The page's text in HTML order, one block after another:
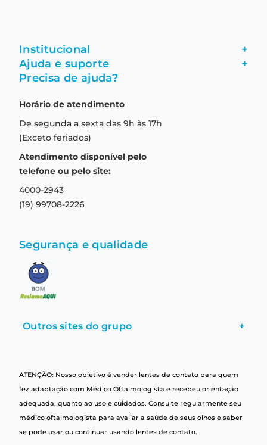
Institucional +
Fale conosco
Formas de pagamento
Aviso de privacidade
Termos e condições de uso
Ajuda e suporte +
Garantia
Troca e devolução
Central de relacionamento
Precisa de ajuda?
Horário de atendimento
De segunda a sexta das 9h às 17h
(Exceto feriados)
Atendimento disponível pelo
telefone ou pelo site:
4000-2943
(19) 99708-2226
Segurança e qualidade
Outros sites do grupo +
ATENÇÃO: Nosso objetivo é vender lentes de contato para quem
fez adaptação com Médico Oftalmologista e recebeu orientação
adequada, quanto ao uso e cuidados. Consulte regularmente seu
médico oftalmologista para avaliar a saúde de seus olhos e saber
se pode usar ou continuar usando lentes de contato.